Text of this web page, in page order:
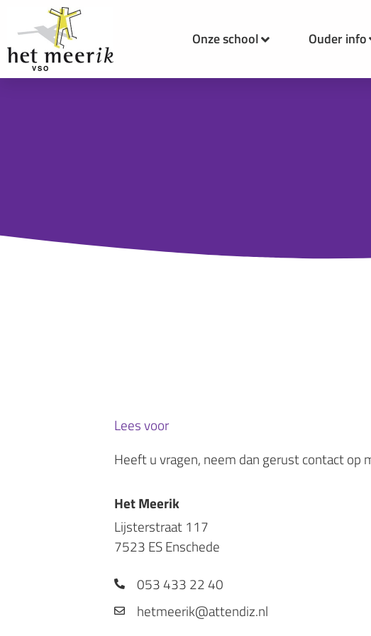
Onze school Ouder info
Lees voor
Heeft u vragen, neem dan gerust contact op
Het Meerik
Lijsterstraat 117
7523 ES Enschede
053 433 22 40
hetmeerik@attendiz.nl